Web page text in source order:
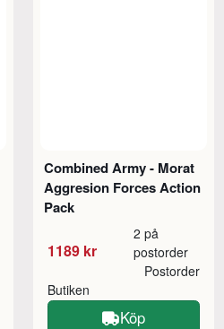
Combined Army - Morat
Aggresion Forces Action
Pack
1189 kr
2 på
postorder
Butiken
Postorder
Köp